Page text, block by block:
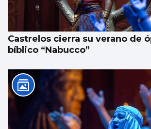
Castrelos cierra su verano de
bíblico “Nabucco”